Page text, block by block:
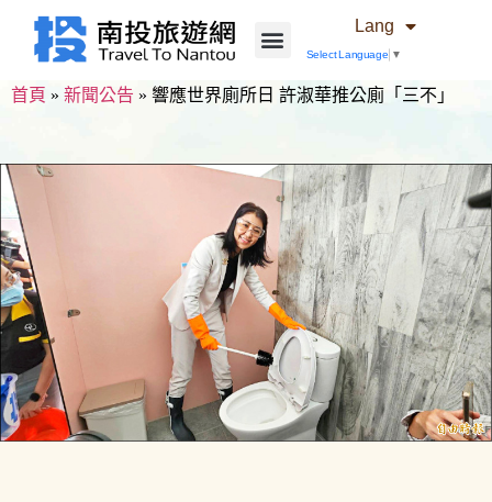
Lang
Select Language ▼
首頁 » 新聞公告 » 響應世界廁所日 許淑華推公廁「三不」